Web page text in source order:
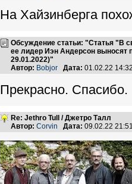
На Хайзинберга
Обсуждение статьи: "Статья "В
ее лидер Иэн Андерсон выносят
29.01.2022)"
Автор: Bobjor Дата: 01.02.22
Прекрасно.
Re: Jethro Tull / Джетро Талл
Автор: Corvin Дата: 09.02.22